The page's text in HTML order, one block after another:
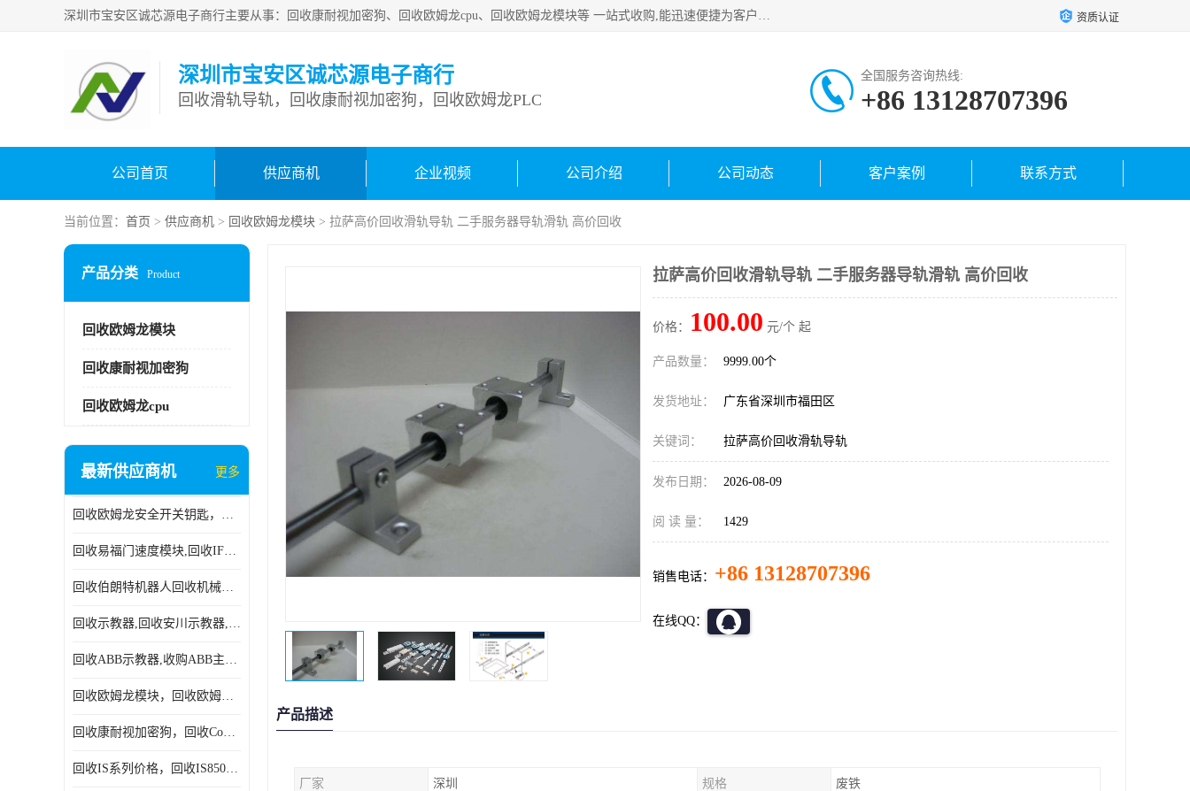
深圳市宝安区诚芯源电子商行主要从事：回收康耐视加密狗、回收欧姆龙cpu、回收欧姆龙模块等 一站式收购,能迅速便捷为客户消化库存、减少仓储、回笼资金，我们交易灵活方便，现金支付，价格优势合理，在业务方面赢得广大客户的一致好评 热情欢迎有库存需要处理的客户 请尽快联系我们 资质认证
深圳市宝安区诚芯源电子商行
回收滑轨导轨，回收康耐视加密狗，回收欧姆龙PLC
全国服务咨询热线:
+86 13128707396
公司首页 供应商机 企业视频 公司介绍 公司动态 客户案例 联系方式
当前位置： 首页 > 供应商机 > 回收欧姆龙模块 > 拉萨高价回收滑轨导轨 二手服务器导轨滑轨 高价回收
产品分类 Product
回收欧姆龙模块
回收康耐视加密狗
回收欧姆龙cpu
最新供应商机 更多
回收欧姆龙安全开关钥匙，回收OMRON安全锁，回收光电传感器
回收易福门速度模块,回收IFM大全,回收易福门AS-iDP模块
回收伯朗特机器人回收机械手臂伯朗特六轴工业机器人
回收示教器,回收安川示教器,回收ABB新旧示教器
回收ABB示教器,收购ABB主机CPU,回收DSQC69示教器
回收欧姆龙模块，回收欧姆龙CPU,回收欧姆龙cpu
回收康耐视加密狗，回收Cognex加密狗，回收Cognex相机
回收IS系列价格，回收IS8505MP视觉，回收康耐视无包装相机
拉萨高价回收滑轨导轨 二手服务器导轨滑轨 高价回收
价格： 100.00 元/个 起
产品数量： 9999.00个
发货地址： 广东省深圳市福田区
关键词： 拉萨高价回收滑轨导轨
发布日期： 2026-08-09
阅 读 量： 1429
销售电话： +86 13128707396
在线QQ：
产品描述
厂家 深圳 规格 废铁